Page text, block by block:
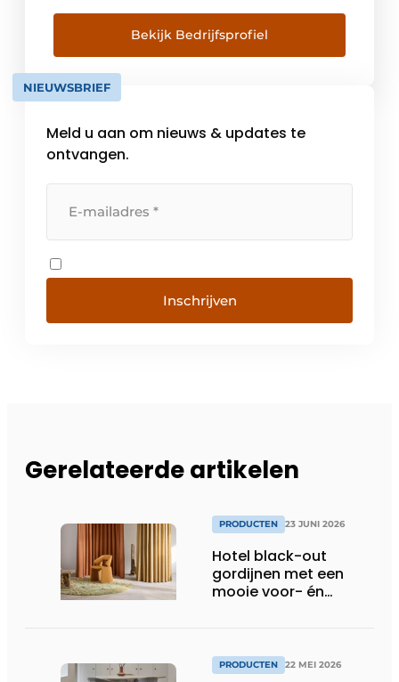
Ostermann marktleider in Europa als het
gaat om kantenband, meubelbeslag,
inbouwartikelen en
werkplaatsbenodigdheden. Vanuit Bocholt
in Duitsland en de vestigingen in Nederland,
Bekijk Bedrijfsprofiel
NIEUWSBRIEF
Meld u aan om nieuws & updates te
ontvangen.
Inschrijven
Gerelateerde artikelen
PRODUCTEN 23 JUNI 2026
Hotel black-out
gordijnen met een
mooie voor- én
PRODUCTEN 22 MEI 2026